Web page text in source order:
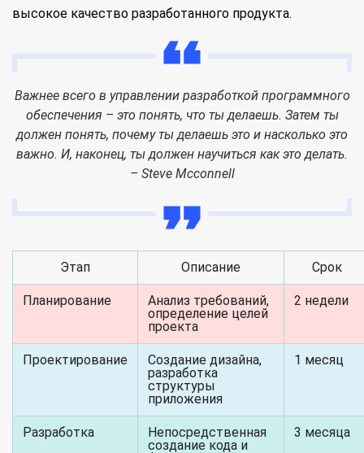
высокое качество разработанного продукта.
Важнее всего в управлении разработкой программного
обеспечения – это понять, что ты делаешь. Затем ты
должен понять, почему ты делаешь это и насколько это
важно. И, наконец, ты должен научиться как это делать.
– Steve Mcconnell
Этап Описание Срок
Планирование
Анализ требований,
определение целей
проекта
2 недели
Проектирование
Создание дизайна,
разработка
структуры
приложения
1 месяц
Разработка
Непосредственная
создание кода и
3 месяца